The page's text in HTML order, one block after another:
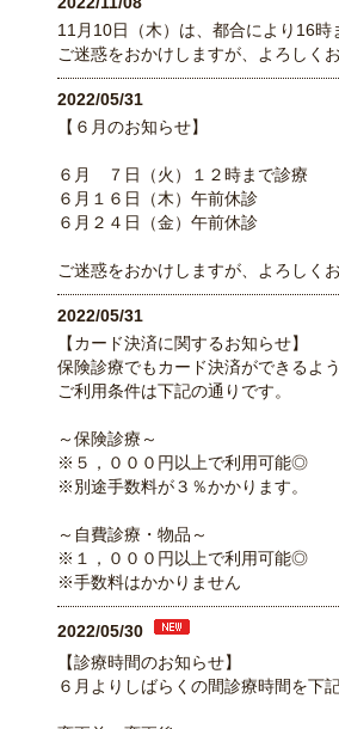
11月10日（木）は、都合により16時
ご迷惑をおかけしますが、よろしく
2022/05/31
【６月のお知らせ】
６月 ７日（火）１２時まで診療
６月１６日（木）午前休診
６月２４日（金）午前休診
ご迷惑をおかけしますが、よろしく
2022/05/31
【カード決済に関するお知らせ】
保険診療でもカード決済ができるよ
ご利用条件は下記の通りです。
～保険診療～
※５，０００円以上で利用可能◎
※別途手数料が３％かかります。
～自費診療・物品～
※１，０００円以上で利用可能◎
※手数料はかかりません
2022/05/30
【診療時間のお知らせ】
６月よりしばらくの間診療時間を下